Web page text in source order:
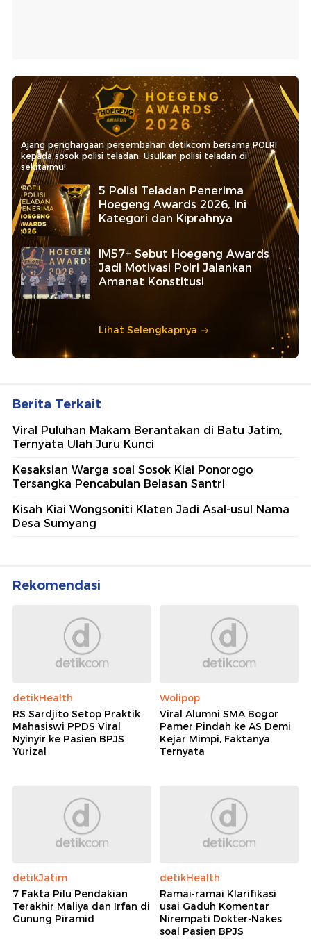
Ajang penghargaan persembahan detikcom bersama POLRI
kepada sosok polisi teladan. Usulkan polisi teladan di
sekitarmu!
5 Polisi Teladan Penerima
Hoegeng Awards 2026, Ini
Kategori dan Kiprahnya
IM57+ Sebut Hoegeng Awards
Jadi Motivasi Polri Jalankan
Amanat Konstitusi
Lihat Selengkapnya
Berita Terkait
Viral Puluhan Makam Berantakan di Batu Jatim,
Ternyata Ulah Juru Kunci
Kesaksian Warga soal Sosok Kiai Ponorogo
Tersangka Pencabulan Belasan Santri
Kisah Kiai Wongsoniti Klaten Jadi Asal-usul Nama
Desa Sumyang
Rekomendasi
detikHealth
RS Sardjito Setop Praktik
Mahasiswi PPDS Viral
Nyinyir ke Pasien BPJS
Yurizal
Wolipop
Viral Alumni SMA Bogor
Pamer Pindah ke AS Demi
Kejar Mimpi, Faktanya
Ternyata
detikJatim
7 Fakta Pilu Pendakian
Terakhir Maliya dan Irfan di
Gunung Piramid
detikHealth
Ramai-ramai Klarifikasi
usai Gaduh Komentar
Nirempati Dokter-Nakes
soal Pasien BPJS